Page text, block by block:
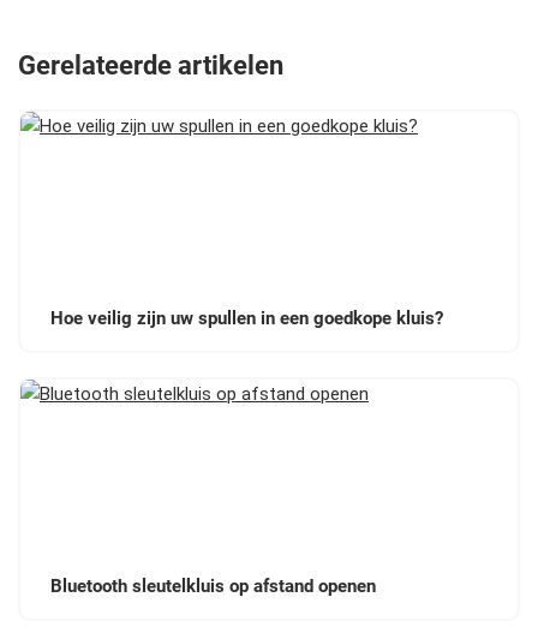
Gerelateerde artikelen
Hoe veilig zijn uw spullen in een goedkope kluis?
Bluetooth sleutelkluis op afstand openen